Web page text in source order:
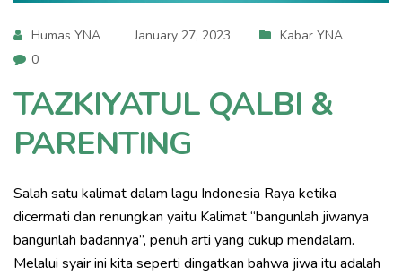
Humas YNA January 27, 2023
Kabar YNA
0
TAZKIYATUL QALBI &
PARENTING
Salah satu kalimat dalam lagu Indonesia Raya ketika
dicermati dan renungkan yaitu Kalimat “bangunlah jiwanya
bangunlah badannya”, penuh arti yang cukup mendalam.
Melalui syair ini kita seperti dingatkan bahwa jiwa itu adalah